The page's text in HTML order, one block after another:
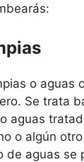
o aguas
Se trata
aguas
o algún
de aguas se